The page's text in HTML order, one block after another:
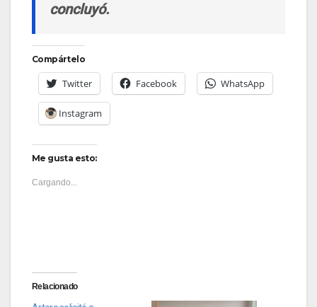
concluyó.
Compártelo
Twitter Facebook WhatsApp
Instagram
Me gusta esto:
Cargando...
Relacionado